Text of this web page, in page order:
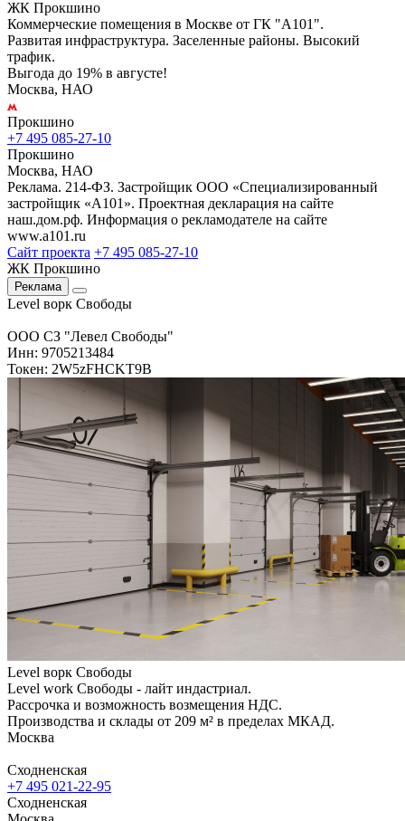
ЖК Прокшино
Коммерческие помещения в Москве от ГК "А101".
Развитая инфраструктура. Заселенные районы. Высокий
трафик.
Выгода до 19% в августе!
Москва, НАО
Прокшино
+7 495 085-27-10
Прокшино
Москва, НАО
Реклама. 214-ФЗ. Застройщик ООО «Специализированный
застройщик «А101». Проектная декларация на сайте
наш.дом.рф. Информация о рекламодателе на сайте
www.a101.ru
Сайт проекта +7 495 085-27-10
ЖК Прокшино
Реклама
Level ворк Свободы
ООО СЗ "Левел Свободы"
Инн: 9705213484
Токен: 2W5zFHCKT9B
Level ворк Свободы
Level work Свободы - лайт индастриал.
Рассрочка и возможность возмещения НДС.
Производства и склады от 209 м² в пределах МКАД.
Москва
Сходненская
+7 495 021-22-95
Сходненская